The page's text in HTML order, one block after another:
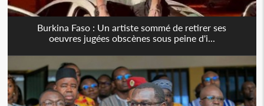
Burkina Faso : Un artiste sommé de retirer ses
oeuvres jugées obscènes sous peine d'i...